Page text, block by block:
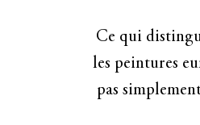
beauté et
Ce qui
les peintures
pas